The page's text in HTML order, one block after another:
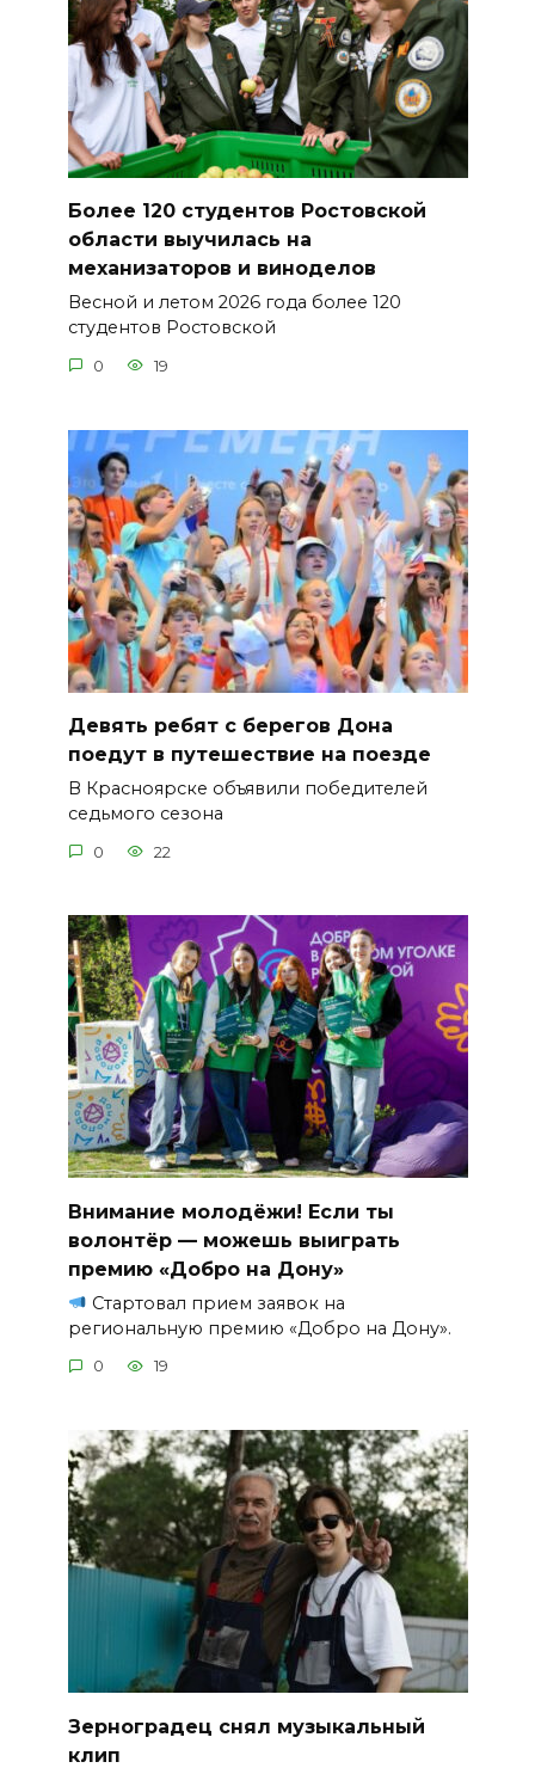
Более 120 студентов Ростовской
области выучилась на
механизаторов и виноделов
Весной и летом 2026 года более 120
студентов Ростовской
0 19
Девять ребят с берегов Дона
поедут в путешествие на поезде
В Красноярске объявили победителей
седьмого сезона
0 22
Внимание молодёжи! Если ты
волонтёр — можешь выиграть
премию «Добро на Дону»
Стартовал прием заявок на
региональную премию «Добро на Дону».
0 19
Зерноградец снял музыкальный
клип